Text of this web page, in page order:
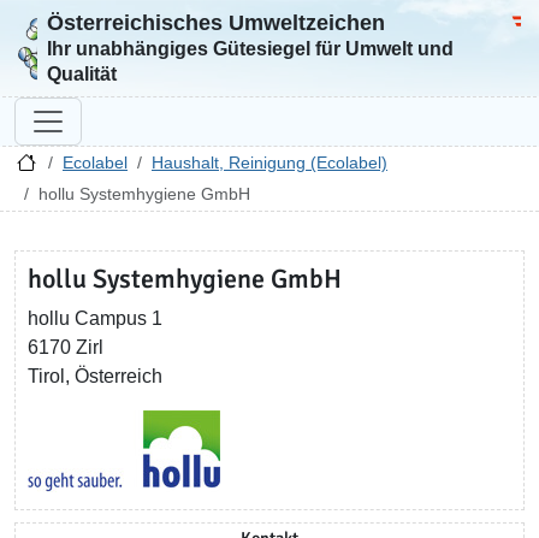
Zur Startseite
Österreichisches Umweltzeichen
Ihr unabhängiges Gütesiegel für Umwelt und
Qualität
Ecolabel
Haushalt, Reinigung (Ecolabel)
hollu Systemhygiene GmbH
hollu Systemhygiene GmbH
hollu Campus 1
6170 Zirl
Tirol, Österreich